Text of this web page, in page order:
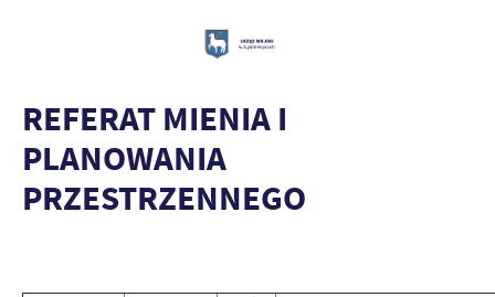
REFERAT MIENIA I
PLANOWANIA
PRZESTRZENNEGO